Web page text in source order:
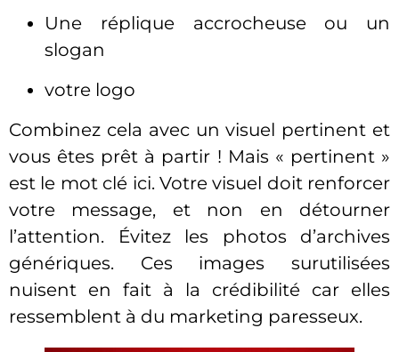
Une réplique accrocheuse ou un
slogan
votre logo
Combinez cela avec un visuel pertinent et
vous êtes prêt à partir ! Mais « pertinent »
est le mot clé ici. Votre visuel doit renforcer
votre message, et non en détourner
l’attention. Évitez les photos d’archives
génériques. Ces images surutilisées
nuisent en fait à la crédibilité car elles
ressemblent à du marketing paresseux.